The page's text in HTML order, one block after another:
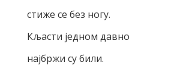
стиже се без ногу.
Кљасти једном давно
најбржи су били.